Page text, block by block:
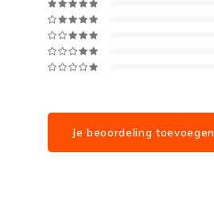
Je beoordeling toevoegen